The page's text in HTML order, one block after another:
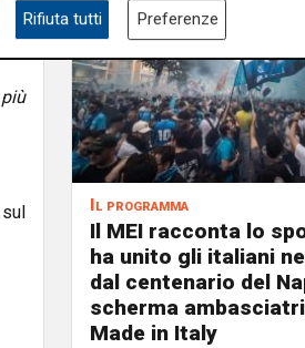
e
Il programma
Il MEI racconta lo
ha unito gli italiani
dal centenario del
scherma
Made in Italy
Rifiuta tutti Preferenze